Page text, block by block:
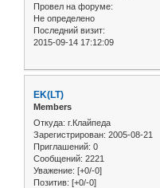
Провел на форуме:
Не определено
Последний визит:
2015-09-14 17:12:09
EK(LT)
Members
Откуда: г.Клайпеда
Зарегистрирован: 2005-08-21
Приглашений: 0
Сообщений: 2221
Уважение: [+0/-0]
Позитив: [+0/-0]